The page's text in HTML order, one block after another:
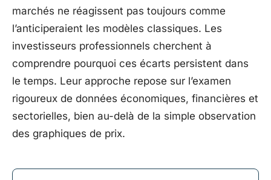
marchés ne réagissent pas toujours comme
l’anticiperaient les modèles classiques. Les
investisseurs professionnels cherchent à
comprendre pourquoi ces écarts persistent dans
le temps. Leur approche repose sur l’examen
rigoureux de données économiques, financières et
sectorielles, bien au-delà de la simple observation
des graphiques de prix.